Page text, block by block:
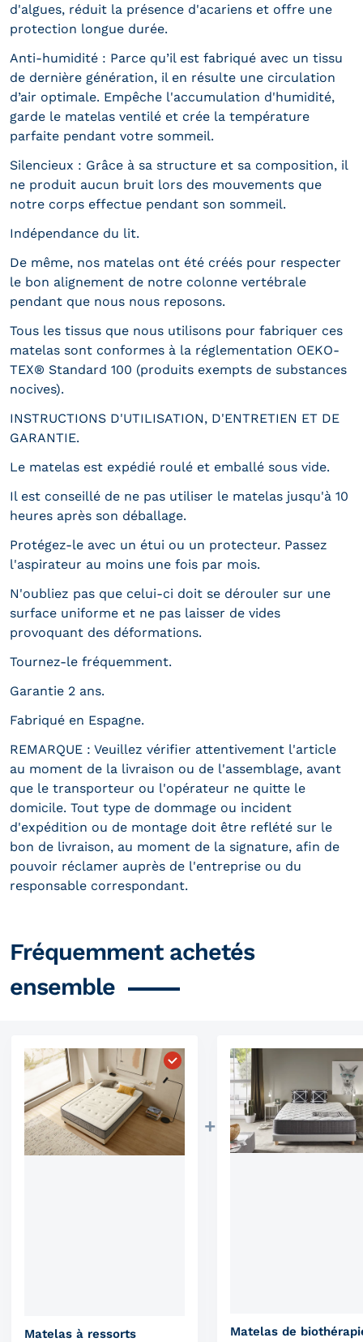
d'algues, réduit la présence d'acariens et offre une
protection longue durée.
Anti-humidité : Parce qu’il est fabriqué avec un tissu
de dernière génération, il en résulte une circulation
d’air optimale. Empêche l'accumulation d'humidité,
garde le matelas ventilé et crée la température
parfaite pendant votre sommeil.
Silencieux : Grâce à sa structure et sa composition, il
ne produit aucun bruit lors des mouvements que
notre corps effectue pendant son sommeil.
Indépendance du lit.
De même, nos matelas ont été créés pour respecter
le bon alignement de notre colonne vertébrale
pendant que nous nous reposons.
Tous les tissus que nous utilisons pour fabriquer ces
matelas sont conformes à la réglementation OEKO-
TEX® Standard 100 (produits exempts de substances
nocives).
INSTRUCTIONS D'UTILISATION, D'ENTRETIEN ET DE
GARANTIE.
Le matelas est expédié roulé et emballé sous vide.
Il est conseillé de ne pas utiliser le matelas jusqu'à 10
heures après son déballage.
Protégez-le avec un étui ou un protecteur. Passez
l'aspirateur au moins une fois par mois.
N'oubliez pas que celui-ci doit se dérouler sur une
surface uniforme et ne pas laisser de vides
provoquant des déformations.
Tournez-le fréquemment.
Garantie 2 ans.
Fabriqué en Espagne.
REMARQUE : Veuillez vérifier attentivement l'article
au moment de la livraison ou de l'assemblage, avant
que le transporteur ou l'opérateur ne quitte le
domicile. Tout type de dommage ou incident
d'expédition ou de montage doit être reflété sur le
bon de livraison, au moment de la signature, afin de
pouvoir réclamer auprès de l'entreprise ou du
responsable correspondant.
Fréquemment achetés
ensemble
Choisissez "Matelas à ressorts
Matelas à ressorts
Matelas de